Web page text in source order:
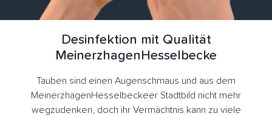
Desinfektion mit Qualität
MeinerzhagenHesselbecke
Tauben sind einen Augenschmaus und aus dem
MeinerzhagenHesselbeckeer Stadtbild nicht mehr
wegzudenken, doch ihr Vermächtnis kann zu viele